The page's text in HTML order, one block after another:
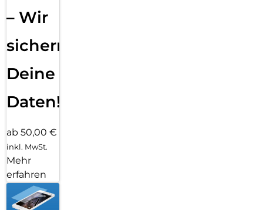
– Wir
sichern
Deine
Daten!
ab 50,00 €
inkl. MwSt.
Mehr
erfahren